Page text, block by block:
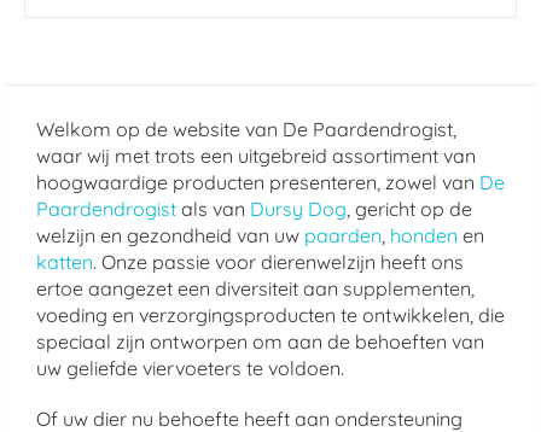
Welkom op de website van De Paardendrogist,
waar wij met trots een uitgebreid assortiment van
hoogwaardige producten presenteren, zowel van De
Paardendrogist als van Dursy Dog, gericht op de
welzijn en gezondheid van uw paarden, honden en
katten. Onze passie voor dierenwelzijn heeft ons
ertoe aangezet een diversiteit aan supplementen,
voeding en verzorgingsproducten te ontwikkelen, die
speciaal zijn ontworpen om aan de behoeften van
uw geliefde viervoeters te voldoen.
Of uw dier nu behoefte heeft aan ondersteuning